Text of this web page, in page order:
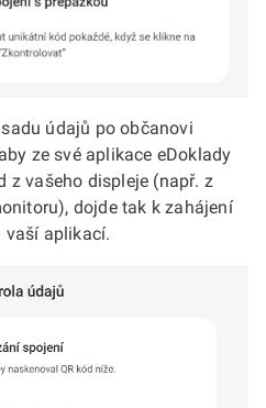
údajů po občanovi
ze své aplikace eDoklady
z vašeho displeje (např. z
dojde tak k zahájení
vaší aplikací.